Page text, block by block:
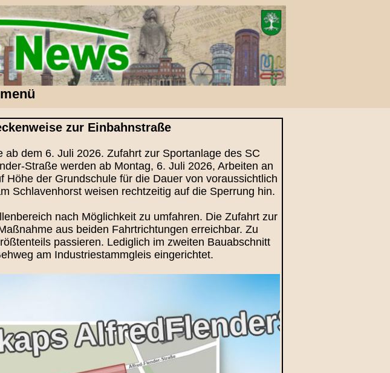
zur Einbahnstraße
dem 6. Juli 2026. Zufahrt zur Sportanlage des SC
Straße werden ab Montag, 6. Juli 2026, Arbeiten an
der Grundschule für die Dauer von voraussichtlich
Schlavenhorst weisen rechtzeitig auf die Sperrung hin.
nach Möglichkeit zu umfahren. Die Zufahrt zur
aus beiden Fahrtrichtungen erreichbar. Zu
passieren. Lediglich im zweiten Bauabschnitt
am Industriestammgleis eingerichtet.